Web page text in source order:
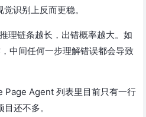
识别上反而更稳。
理链条越长，出错概率越大。如
中间任何一步理解错误都会导致
Page Agent 列表里目前只有一行
还不多。